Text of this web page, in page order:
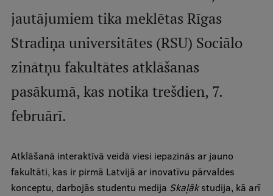
Fakultātes
Mūsu cilvēki
Stratēģija
Struktūra
Vēsture un tradīcijas
RSU fonds
Aula
jautājumiem tika meklētas Rīgas
Stradiņa universitātes (RSU) Sociālo
zinātņu fakultātes atklāšanas
pasākumā, kas notika trešdien, 7.
februārī.
Atklāšanā interaktīvā veidā viesi iepazinās ar jauno
fakultāti, kas ir pirmā Latvijā ar inovatīvu pārvaldes
konceptu, darbojās studentu medija Skaļākstudija, kā arī